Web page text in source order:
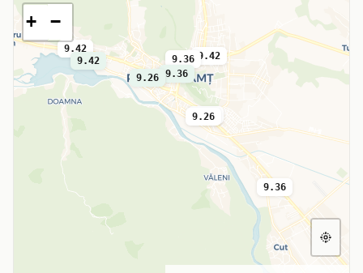
9.26
9.26
9.36
9.36
9.36
9.42
9.42
9.42
9.42
+ −